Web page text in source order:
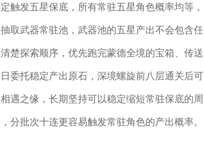
触发五星保底，所有常驻五星角色概率均等，
取武器常驻池，武器池的五星产出不会包含任
楚探索顺序，优先跑完蒙德全境的宝箱、传送
委托稳定产出原石，深境螺旋前八层通关后可
遇之缘，长期坚持可以稳定缩短常驻保底的周
分批次十连更容易触发常驻角色的产出概率。